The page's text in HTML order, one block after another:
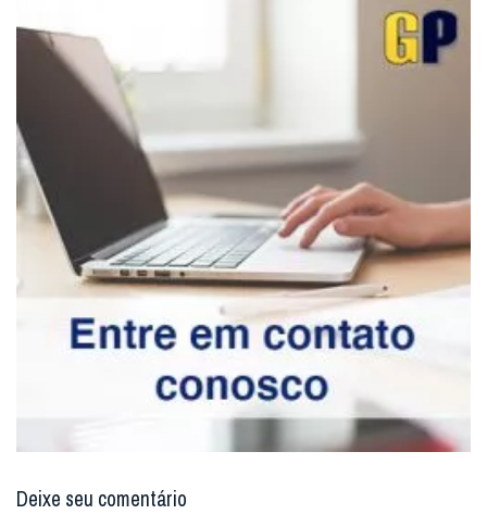
Deixe seu comentário